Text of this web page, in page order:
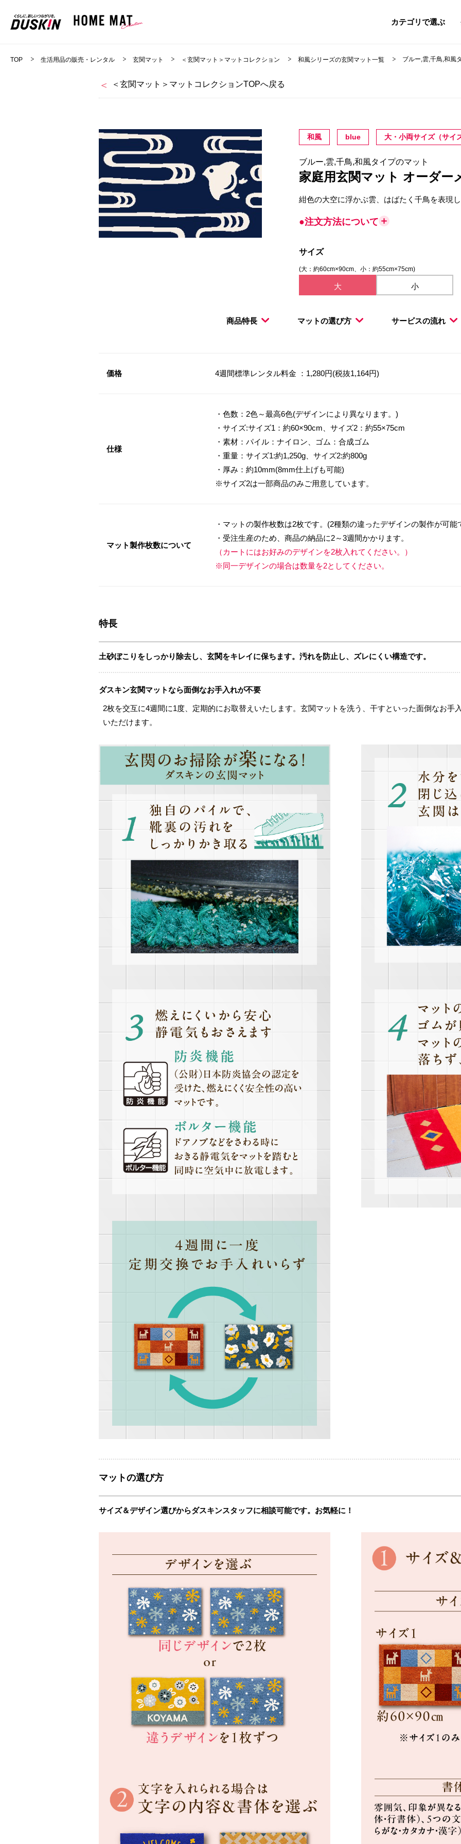
カテゴリで選ぶ
TOP 生活用品の販売・レンタル 玄関マット ＜玄関マット＞マットコレクション 和風シリーズの玄関マット一覧 ブルー,雲,千鳥,和
＜玄関マット＞マットコレクションTOPへ戻る
和風 blue 大・小両サイズ（サイ
ブルー,雲,千鳥,和風タイプのマット
家庭用玄関マット オーダー
紺色の大空に浮かぶ雲、はばたく千鳥を表現
●注文方法について
サイズ
(大：約60cm×90cm、小：約55cm×75cm)
大 小
商品特長 マットの選び方 サービスの流れ
価格 4週間標準レンタル料金 ：1,280円(税抜1,164円)
仕様
・色数：2色～最高6色(デザインにより異なります。)
・サイズ:サイズ1：約60×90cm、サイズ2：約55×75cm
・素材：パイル：ナイロン、ゴム：合成ゴム
・重量：サイズ1:約1,250g、サイズ2:約800g
・厚み：約10mm(8mm仕上げも可能)
※サイズ2は一部商品のみご用意しています。
マット製作枚数について
・マットの製作枚数は2枚です。(2種類の違ったデザインの製作が可能
・受注生産のため、商品の納品に2～3週間かかります。
（カートにはお好みのデザインを2枚入れてください。）
※同一デザインの場合は数量を2としてください。
特長
土砂ぼこりをしっかり除去し、玄関をキレイに保ちます。汚れを防止し、ズレにくい構造です。
ダスキン玄関マットなら面倒なお手入れが不要
2枚を交互に4週間に1度、定期的にお取替えいたします。玄関マットを洗う、干すといった面倒なお手
いただけます。
マットの選び方
サイズ＆デザイン選びからダスキンスタッフに相談可能です。お気軽に！